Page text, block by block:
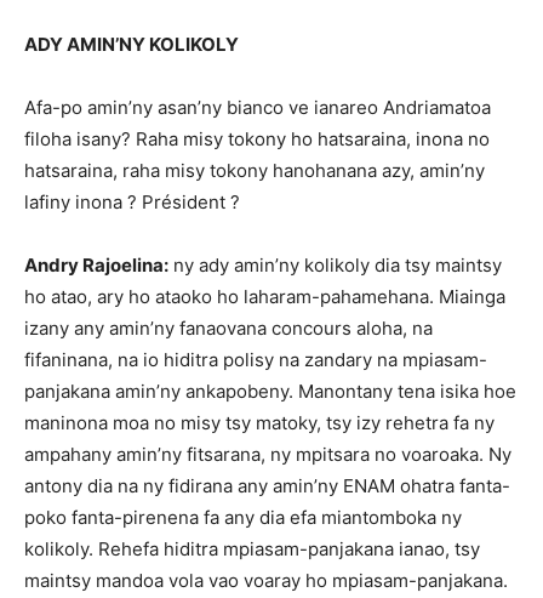
ADY AMIN’NY KOLIKOLY
Afa-po amin’ny asan’ny bianco ve ianareo Andriamatoa
filoha isany? Raha misy tokony ho hatsaraina, inona no
hatsaraina, raha misy tokony hanohanana azy, amin’ny
lafiny inona ? Président ?
Andry Rajoelina: ny ady amin’ny kolikoly dia tsy maintsy
ho atao, ary ho ataoko ho laharam-pahamehana. Miainga
izany any amin’ny fanaovana concours aloha, na
fifaninana, na io hiditra polisy na zandary na mpiasam-
panjakana amin’ny ankapobeny. Manontany tena isika hoe
maninona moa no misy tsy matoky, tsy izy rehetra fa ny
ampahany amin’ny fitsarana, ny mpitsara no voaroaka. Ny
antony dia na ny fidirana any amin’ny ENAM ohatra fanta-
poko fanta-pirenena fa any dia efa miantomboka ny
kolikoly. Rehefa hiditra mpiasam-panjakana ianao, tsy
maintsy mandoa vola vao voaray ho mpiasam-panjakana.